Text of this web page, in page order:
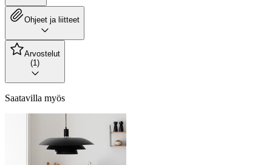
Ohjeet ja liitteet
Arvostelut
(1)
Saatavilla myös